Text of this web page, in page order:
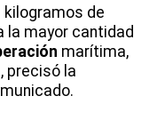
kilogramos de
la mayor cantidad
marítima,
precisó la